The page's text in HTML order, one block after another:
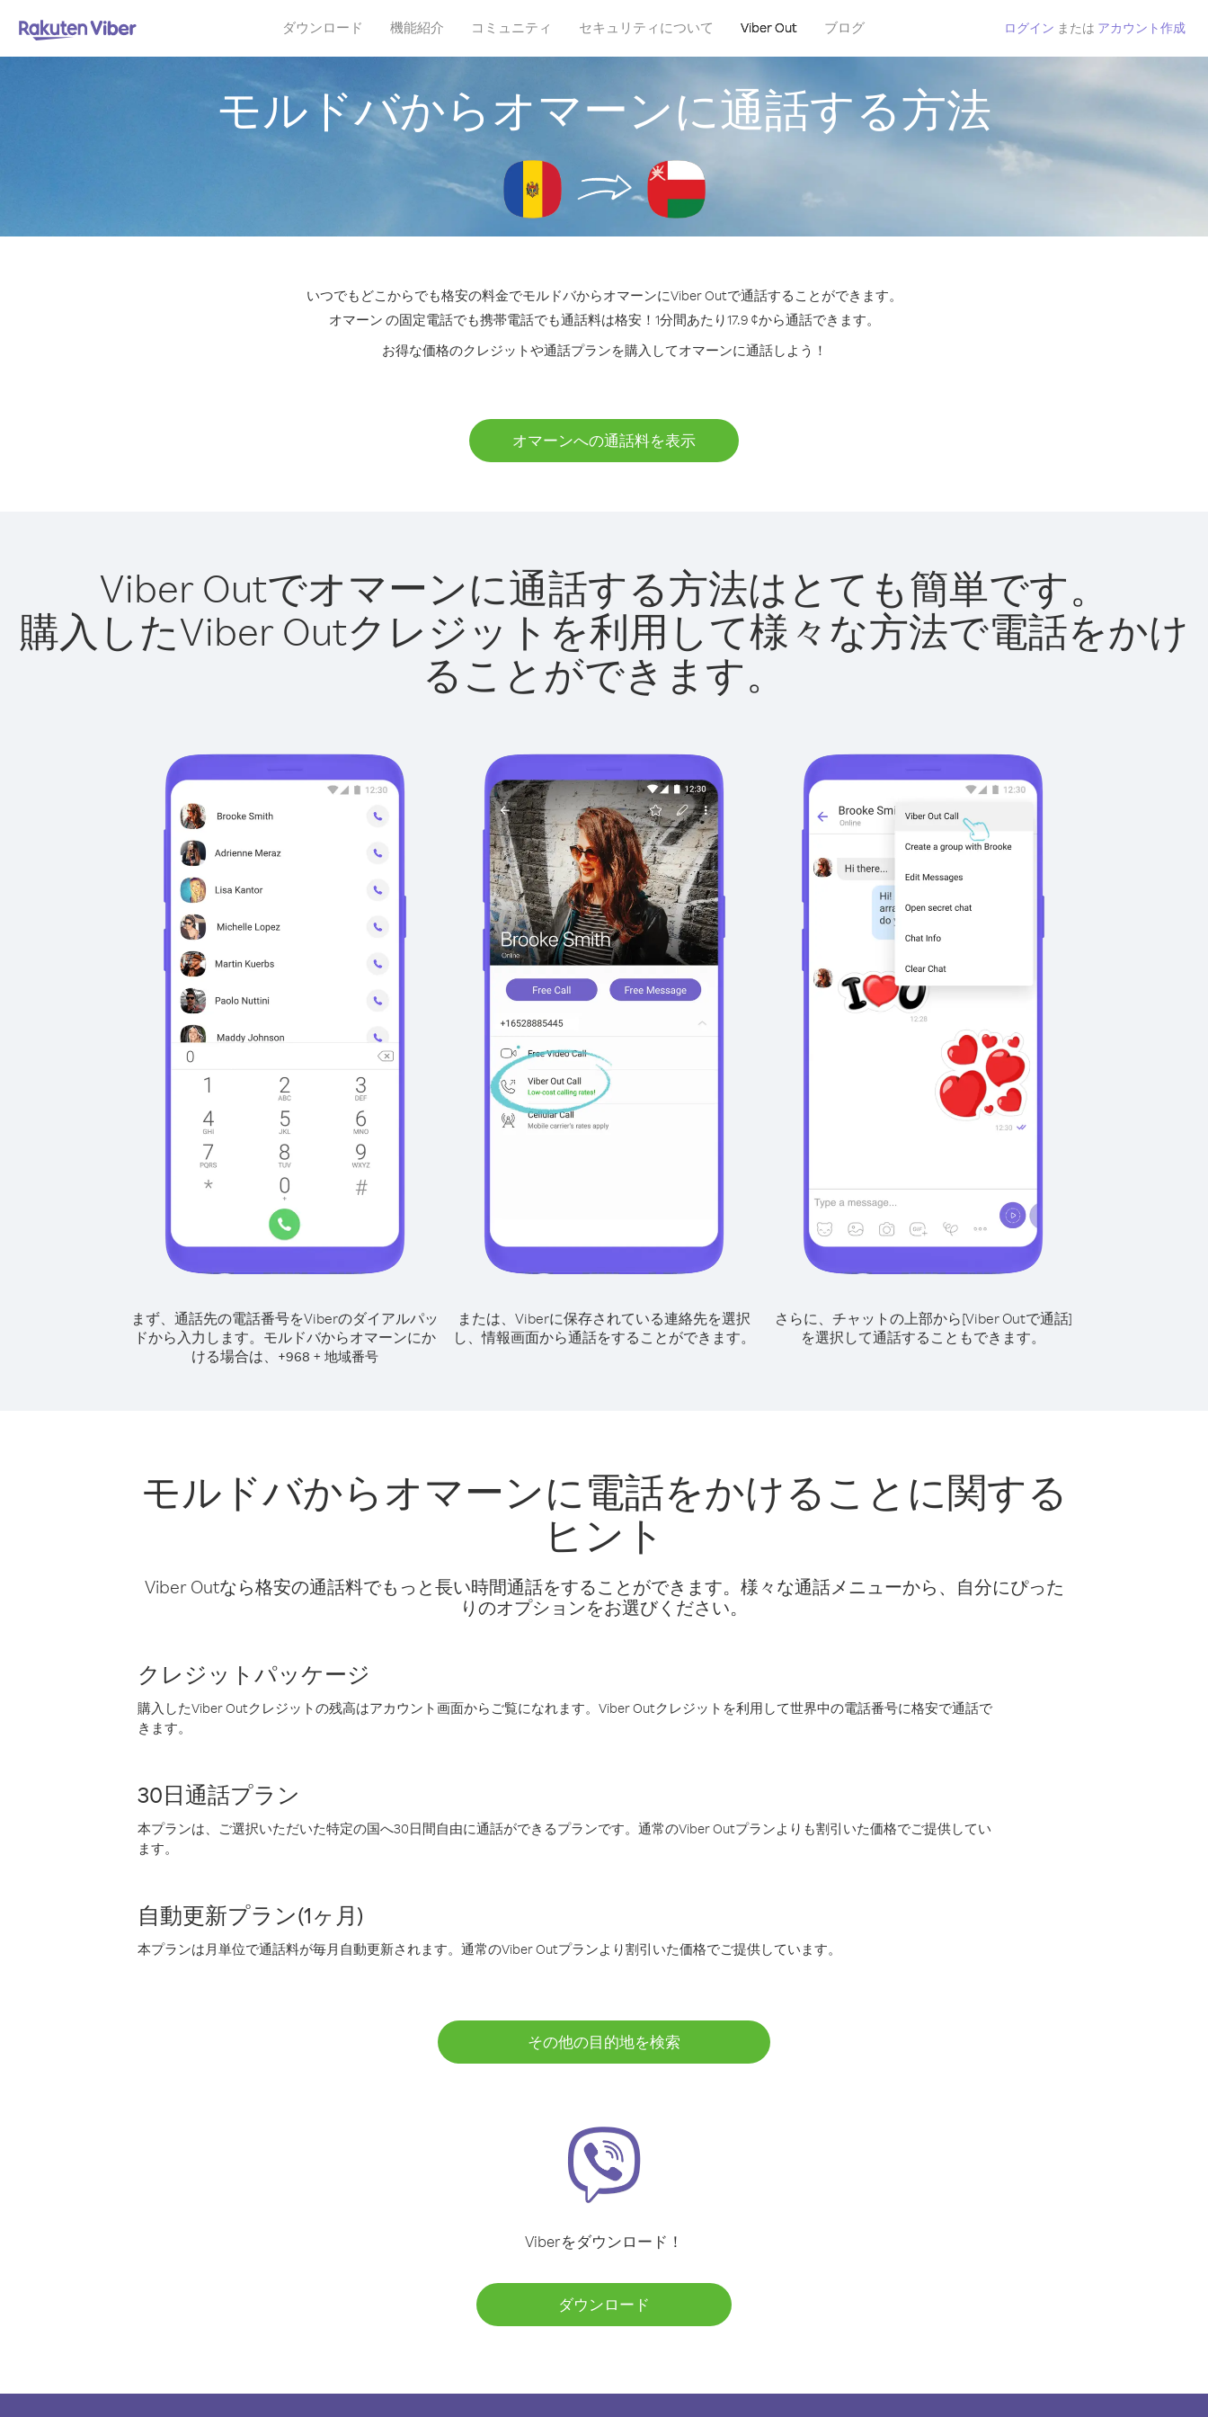
ダウンロード 機能紹介 コミュニティ セキュリティについて Viber Out ブログ ログイン または アカウント作成
モルドバからオマーンに通話する方法
いつでもどこからでも格安の料金でモルドバからオマーンにViber Outで通話することができます。
オマーン の固定電話でも携帯電話でも通話料は格安！1分間あたり17.9 ¢から通話できます。
お得な価格のクレジットや通話プランを購入してオマーンに通話しよう！
オマーンへの通話料を表示
Viber Outでオマーンに通話する方法はとても簡単です。
購入したViber Outクレジットを利用して様々な方法で電話をかけ
ることができます。
まず、通話先の電話番号をViberのダイアルパッ
ドから入力します。 モルドバからオマーンにか
ける場合は、 +968 + 地域番号
または、Viberに保存されている連絡先を選択
し、情報画面から通話をすることができます。
さらに、チャットの上部から[Viber Outで通話]
を選択して通話することもできます。
モルドバからオマーンに電話をかけることに関する
ヒント
Viber Outなら格安の通話料でもっと長い時間通話をすることができます。様々な通話メニューから、自分にぴった
りのオプションをお選びください。
クレジットパッケージ
購入したViber Outクレジットの残高はアカウント画面からご覧になれます。Viber Outクレジットを利用して世界中の電話番号に格安で通話で
きます。
30日通話プラン
本プランは、ご選択いただいた特定の国へ30日間自由に通話ができるプランです。通常のViber Outプランよりも割引いた価格でご提供してい
ます。
自動更新プラン(1ヶ月)
本プランは月単位で通話料が毎月自動更新されます。通常のViber Outプランより割引いた価格でご提供しています。
その他の目的地を検索
Viberをダウンロード！
ダウンロード